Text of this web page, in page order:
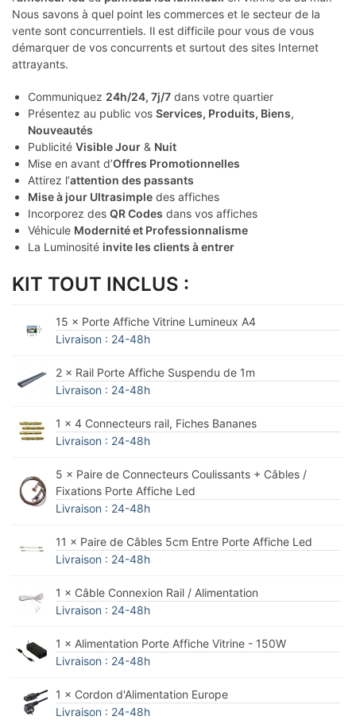
Nous savons à quel point les commerces et le secteur de la
vente sont concurrentiels. Il est difficile pour vous de vous
démarquer de vos concurrents et surtout des sites Internet
attrayants.
Communiquez 24h/24, 7j/7 dans votre quartier
Présentez au public vos Services, Produits, Biens,
Nouveautés
Publicité Visible Jour & Nuit
Mise en avant d’Offres Promotionnelles
Attirez l’attention des passants
Mise à jour Ultrasimple des affiches
Incorporez des QR Codes dans vos affiches
Véhicule Modernité et Professionnalisme
La Luminosité invite les clients à entrer
KIT TOUT INCLUS :
15 × Porte Affiche Vitrine Lumineux A4
Livraison : 24-48h
2 × Rail Porte Affiche Suspendu de 1m
Livraison : 24-48h
1 × 4 Connecteurs rail, Fiches Bananes
Livraison : 24-48h
5 × Paire de Connecteurs Coulissants + Câbles /
Fixations Porte Affiche Led
Livraison : 24-48h
11 × Paire de Câbles 5cm Entre Porte Affiche Led
Livraison : 24-48h
1 × Câble Connexion Rail / Alimentation
Livraison : 24-48h
1 × Alimentation Porte Affiche Vitrine - 150W
Livraison : 24-48h
1 × Cordon d'Alimentation Europe
Livraison : 24-48h